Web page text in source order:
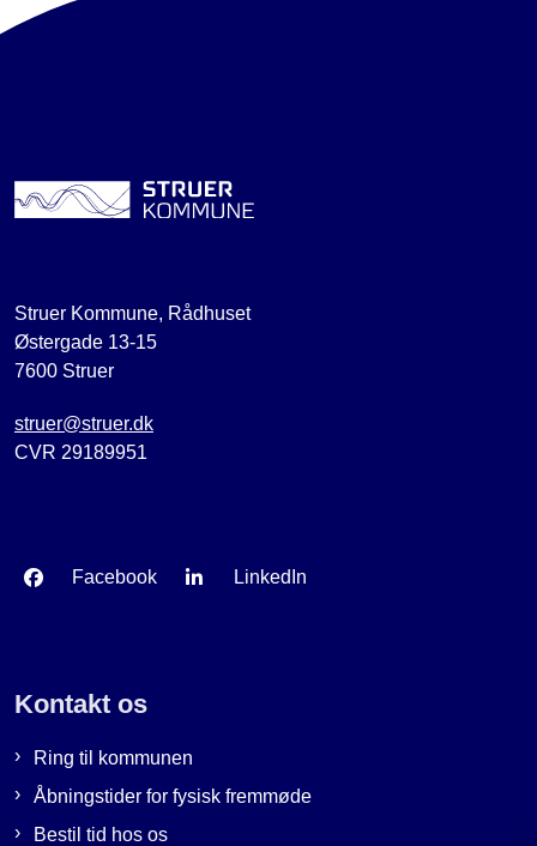
Struer Kommune, Rådhuset
Østergade 13-15
7600 Struer
struer@struer.dk
CVR 29189951
Facebook LinkedIn
Kontakt os
Ring til kommunen
Åbningstider for fysisk fremmøde
Bestil tid hos os